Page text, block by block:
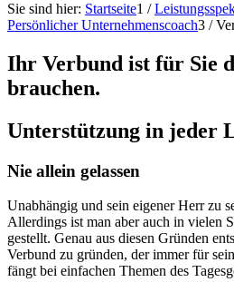
Sie sind hier: Startseite1 /
Persönlicher Unternehmenscoach3 /
Ihr Verbund ist für Sie
brauchen.
Unterstützung in jeder
Nie allein gelassen
Unabhängig und sein eigener Herr zu
Allerdings ist man aber auch in vielen
gestellt. Genau aus diesen Gründen
Verbund zu gründen, der immer für
fängt bei einfachen Themen des